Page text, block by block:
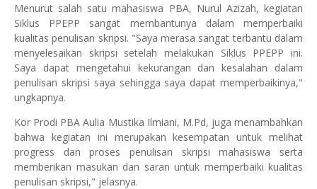
Menurut salah satu mahasiswa PBA, Nurul Azizah, kegiatan
Siklus PPEPP sangat membantunya dalam memperbaiki
kualitas penulisan skripsi. "Saya merasa sangat terbantu dalam
menyelesaikan skripsi setelah melakukan Siklus PPEPP ini.
Saya dapat mengetahui kekurangan dan kesalahan dalam
penulisan skripsi saya sehingga saya dapat memperbaikinya,"
ungkapnya.
Kor Prodi PBA Aulia Mustika Ilmiani, M.Pd, juga menambahkan
bahwa kegiatan ini merupakan kesempatan untuk melihat
progress dan proses penulisan skripsi mahasiswa serta
memberikan masukan dan saran untuk memperbaiki kualitas
penulisan skripsi," jelasnya.